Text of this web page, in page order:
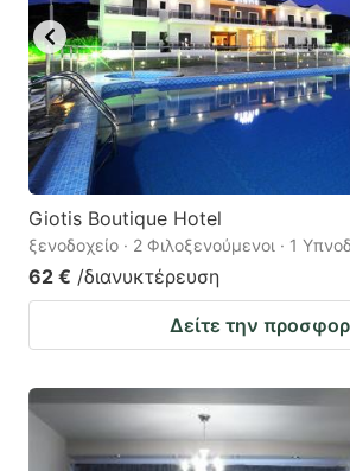
Giotis Boutique Hotel
ξενοδοχείο · 2 Φιλοξενούμενοι · 1
62 € /διανυκτέρευση
Δείτε την